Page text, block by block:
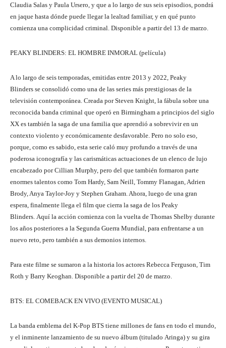
Claudia Salas y Paula Ursero, y que a lo largo de sus seis episodios, pondrá
en jaque hasta dónde puede llegar la lealtad familiar, y en qué punto
comienza una complicidad criminal. Disponible a partir del 13 de marzo.
PEAKY BLINDERS: EL HOMBRE INMORAL (película)
A lo largo de seis temporadas, emitidas entre 2013 y 2022, Peaky
Blinders se consolidó como una de las series más prestigiosas de la
televisión contemporánea. Creada por Steven Knight, la fábula sobre una
reconocida banda criminal que operó en Birmingham a principios del siglo
XX es también la saga de una familia que aprendió a sobrevivir en un
contexto violento y económicamente desfavorable. Pero no solo eso,
porque, como es sabido, esta serie caló muy profundo a través de una
poderosa iconografía y las carismáticas actuaciones de un elenco de lujo
encabezado por Cillian Murphy, pero del que también formaron parte
enormes talentos como Tom Hardy, Sam Neill, Tommy Flanagan, Adrien
Brody, Anya Taylor-Joy y Stephen Graham. Ahora, luego de una gran
espera, finalmente llega el film que cierra la saga de los Peaky
Blinders. Aquí la acción comienza con la vuelta de Thomas Shelby durante
los años posteriores a la Segunda Guerra Mundial, para enfrentarse a un
nuevo reto, pero también a sus demonios internos.
Para este filme se sumaron a la historia los actores Rebecca Ferguson, Tim
Roth y Barry Keoghan. Disponible a partir del 20 de marzo.
BTS: EL COMEBACK EN VIVO (EVENTO MUSICAL)
La banda emblema del K-Pop BTS tiene millones de fans en todo el mundo,
y el inminente lanzamiento de su nuevo álbum (titulado Aringa) y su gira